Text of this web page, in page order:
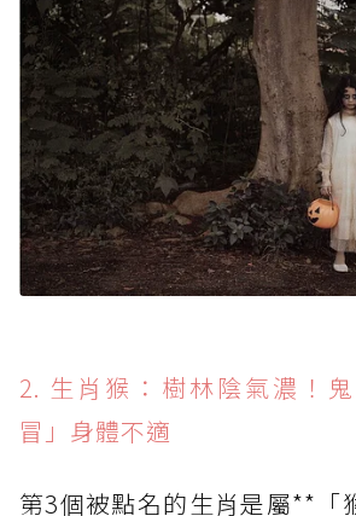
2. 生肖猴：樹林陰氣濃！
冒」身體不適
第3個被點名的生肖是屬**「